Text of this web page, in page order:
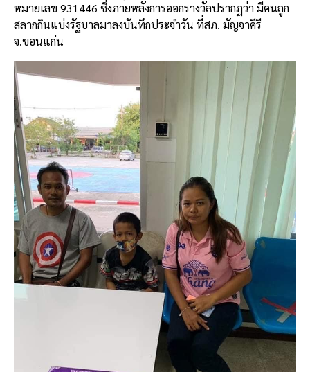
หมายเลข 931446 ซึ่งภายหลังการออกรางวัลปรากฏว่า มีคนถูก
สลากกินแบ่งรัฐบาลมาลงบันทึกประจำวัน ที่สภ. มัญจาคีรี
จ.ขอนแก่น